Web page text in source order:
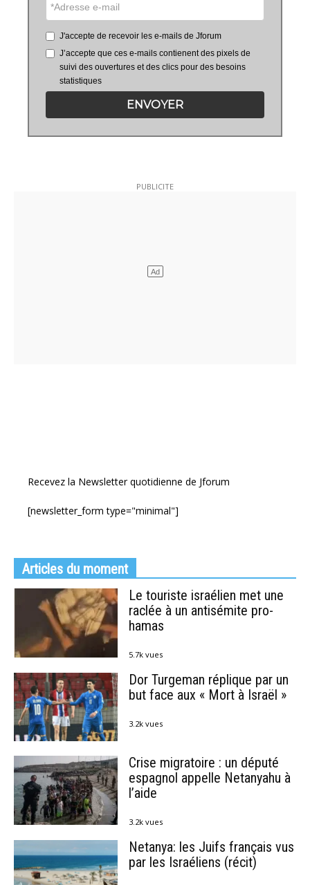
J'accepte de recevoir les e-mails de Jforum
J’accepte que ces e-mails contienent des pixels de
suivi des ouvertures et des clics pour des besoins
statistiques
ENVOYER
Recevez la Newsletter quotidienne de Jforum
[newsletter_form type="minimal"]
Articles du moment
Le touriste israélien met une
raclée à un antisémite pro-
hamas
5.7k vues
Dor Turgeman réplique par un
but face aux « Mort à Israël »
3.2k vues
Crise migratoire : un député
espagnol appelle Netanyahu à
l’aide
3.2k vues
Netanya: les Juifs français vus
par les Israéliens (récit)